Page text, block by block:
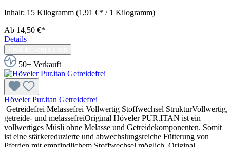
Inhalt: 15 Kilogramm (1,91 €* / 1 Kilogramm)
Ab 14,50 €*
Details
50+ Verkauft
Höveler Pur.itan Getreidefrei
Getreidefrei Melassefrei Vollwertig Stoffwechsel StrukturVollwertig,
getreide- und melassefreiOriginal Höveler PUR.ITAN ist ein
vollwertiges Müsli ohne Melasse und Getreidekomponenten. Somit
ist eine stärkereduzierte und abwechslungsreiche Fütterung von